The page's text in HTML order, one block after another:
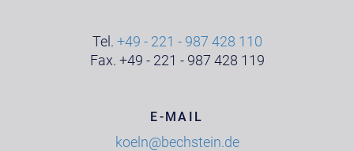
Tel. +49 - 221 - 987 428 110
Fax. +49 - 221 - 987 428 119
E-MAIL
koeln@bechstein.de